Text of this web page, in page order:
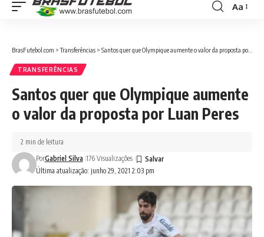
Aa
BrasFutebol.com >Transferências > Santos quer que Olympique aumente o valor da proposta por Luan Peres
TRANSFERÊNCIAS
Santos quer que Olympique aumente
o valor da proposta por Luan Peres
Última atualização: junho 29, 2021 2:03 pm
PorGabriel Silva 176 Visualizações
2 min de leitura